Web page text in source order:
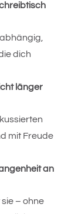
dich
länger
mit Freude
an
– ohne